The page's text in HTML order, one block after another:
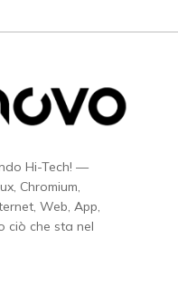
Hi-Tech! —
Chromium,
Web, App,
ciò che sta nel